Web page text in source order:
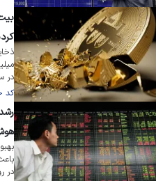
در سال ۲۰۱۸
کد خبر: ۱۷۹۴۴۵
در